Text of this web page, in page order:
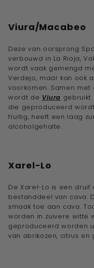
Viura/Macabeo
Deze van oorsprong
verbouwd in La Rioja,
wordt vaak gemengd
Verdejo, maar kan ook
voorkomen. Samen
wordt de Viura gebruikt
die geproduceerd
fruitig, heeft een laag
alcoholgehalte.
Xarel-Lo
De Xarel-Lo is een
bestanddeel van cava.
smaak toe aan cava.
worden in zuivere witte
geproduceerd worden
van abrikozen, citrus en